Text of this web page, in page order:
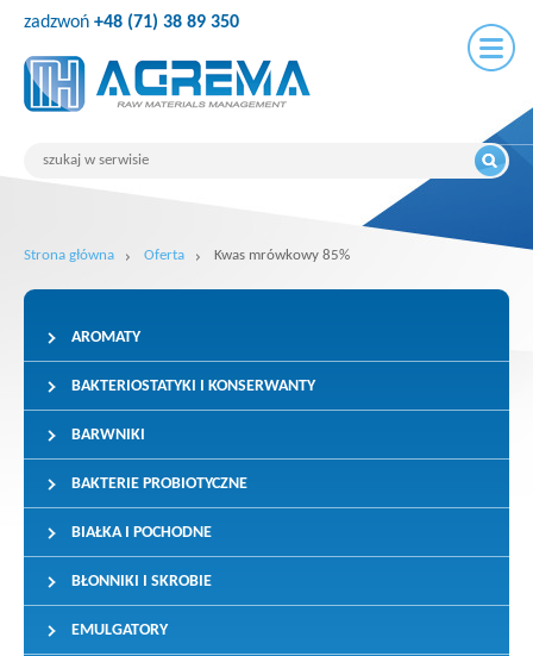
zadzwoń +48 (71) 38 89 350
Strona główna Oferta Kwas mrówkowy 85%
AROMATY
BAKTERIOSTATYKI I KONSERWANTY
BARWNIKI
BAKTERIE PROBIOTYCZNE
BIAŁKA I POCHODNE
BŁONNIKI I SKROBIE
EMULGATORY